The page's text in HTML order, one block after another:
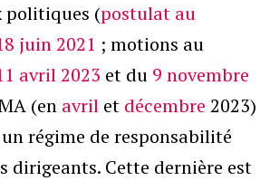
politiques (postulat au
juin 2021 ; motions au
avril 2023 et du 9 novembre
(en avril et décembre 2023)
régime de responsabilité
dirigeants. Cette dernière est